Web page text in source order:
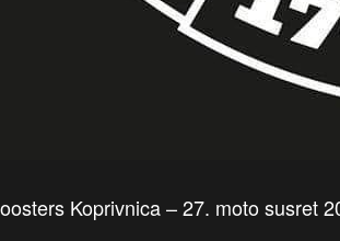
Koprivnica – 27. moto susret